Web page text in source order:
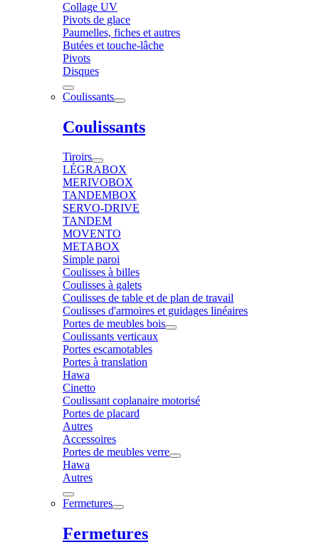
Collage UV
Pivots de glace
Paumelles, fiches et autres
Butées et touche-lâche
Pivots
Disques
Coulissants
Coulissants
Tiroirs
LÉGRABOX
MERIVOBOX
TANDEMBOX
SERVO-DRIVE
TANDEM
MOVENTO
METABOX
Simple paroi
Coulisses à billes
Coulisses à galets
Coulisses de table et de plan de travail
Coulisses d'armoires et guidages linéaires
Portes de meubles bois
Coulissants verticaux
Portes escamotables
Portes à translation
Hawa
Cinetto
Coulissant coplanaire motorisé
Portes de placard
Autres
Accessoires
Portes de meubles verre
Hawa
Autres
Fermetures
Fermetures